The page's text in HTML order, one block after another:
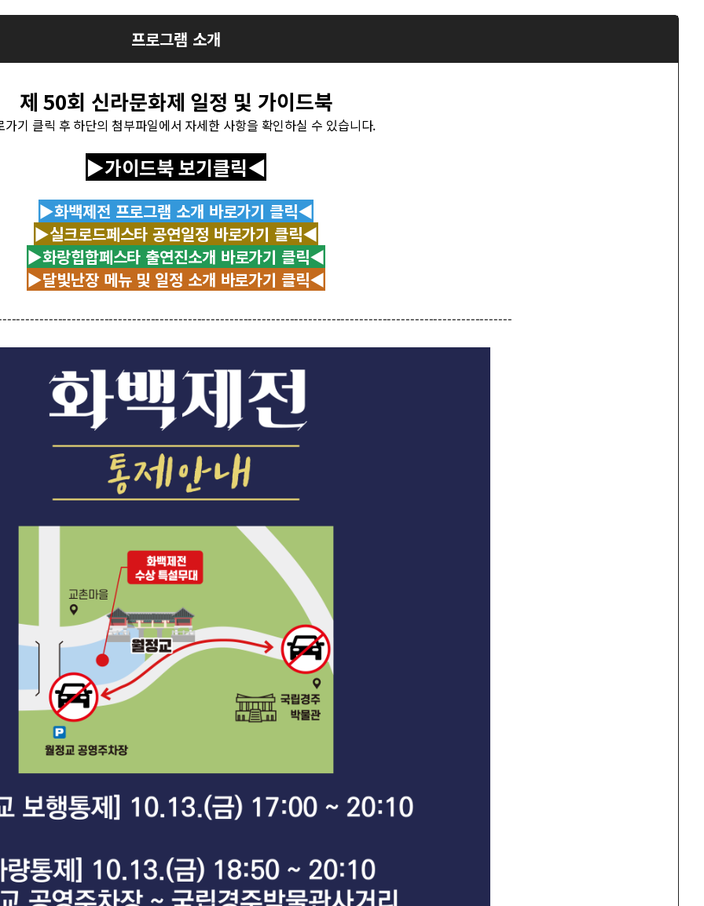
프로그램 소개
제 50회 신라문화제 일정 및 가이드북
가기 클릭 후 하단의 첨부파일에서 자세한 사항을 확인하실 수 있습니다.
▶가이드북 보기클릭◀
▶화백제전 프로그램 소개 바로가기 클릭◀
▶실크로드페스타 공연일정 바로가기 클릭◀
▶화랑힙합페스타 출연진소개 바로가기 클릭◀
▶달빛난장 메뉴 및 일정 소개 바로가기 클릭◀